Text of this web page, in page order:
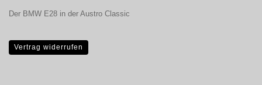
Der BMW E28 in der Austro Classic
Vertrag widerrufen